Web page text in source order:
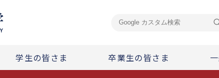
学生の皆さま 卒業生の皆さま